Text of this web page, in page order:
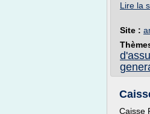
Lire la
Site :
Caisse